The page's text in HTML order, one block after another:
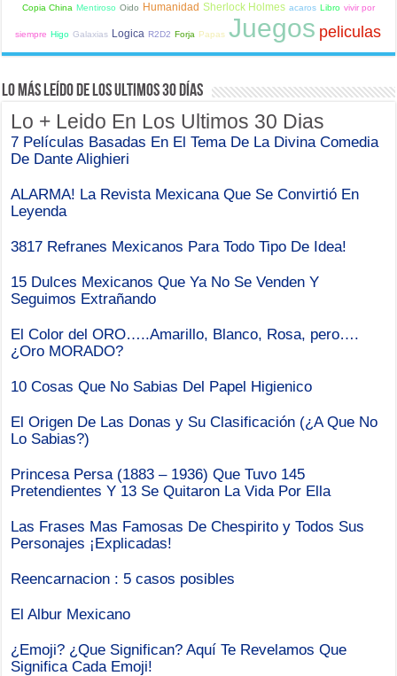
Copia China Mentiroso Oido Humanidad Sherlock Holmes acaros Libro vivir por
siempre Higo Galaxias Logica R2D2 Forja Papas Juegos peliculas
Lo Más Leído de Los Ultimos 30 Días
Lo + Leido En Los Ultimos 30 Dias
7 Películas Basadas En El Tema De La Divina Comedia
De Dante Alighieri
ALARMA! La Revista Mexicana Que Se Convirtió En
Leyenda
3817 Refranes Mexicanos Para Todo Tipo De Idea!
15 Dulces Mexicanos Que Ya No Se Venden Y
Seguimos Extrañando
El Color del ORO…..Amarillo, Blanco, Rosa, pero….
¿Oro MORADO?
10 Cosas Que No Sabias Del Papel Higienico
El Origen De Las Donas y Su Clasificación (¿A Que No
Lo Sabias?)
Princesa Persa (1883 – 1936) Que Tuvo 145
Pretendientes Y 13 Se Quitaron La Vida Por Ella
Las Frases Mas Famosas De Chespirito y Todos Sus
Personajes ¡Explicadas!
Reencarnacion : 5 casos posibles
El Albur Mexicano
¿Emoji? ¿Que Significan? Aquí Te Revelamos Que
Significa Cada Emoji!